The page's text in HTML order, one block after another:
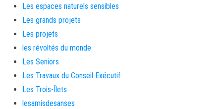
Les espaces naturels sensibles
Les grands projets
Les projets
les révoltés du monde
Les Seniors
Les Travaux du Conseil Exécutif
Les Trois-Îlets
lesamisdesanses